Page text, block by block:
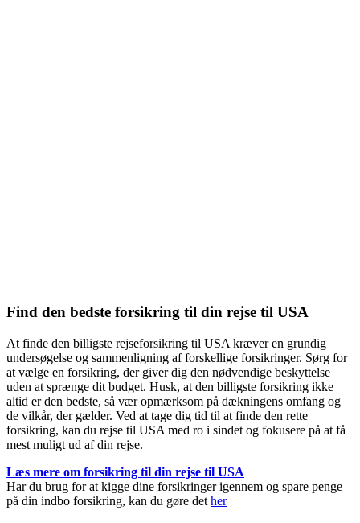
Find den bedste forsikring til din rejse til USA
At finde den billigste rejseforsikring til USA kræver en grundig
undersøgelse og sammenligning af forskellige forsikringer. Sørg for
at vælge en forsikring, der giver dig den nødvendige beskyttelse
uden at sprænge dit budget. Husk, at den billigste forsikring ikke
altid er den bedste, så vær opmærksom på dækningens omfang og
de vilkår, der gælder. Ved at tage dig tid til at finde den rette
forsikring, kan du rejse til USA med ro i sindet og fokusere på at få
mest muligt ud af din rejse.
Læs mere om forsikring til din rejse til USA
Har du brug for at kigge dine forsikringer igennem og spare penge
på din indbo forsikring, kan du gøre det her